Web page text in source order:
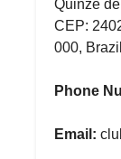
Quinze
CEP:
000, Brazil
Phone
Email: